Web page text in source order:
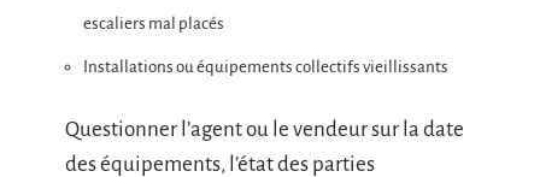
escaliers mal placés
Installations ou équipements collectifs vieillissants
Questionner l’agent ou le vendeur sur la date
des équipements, l’état des parties